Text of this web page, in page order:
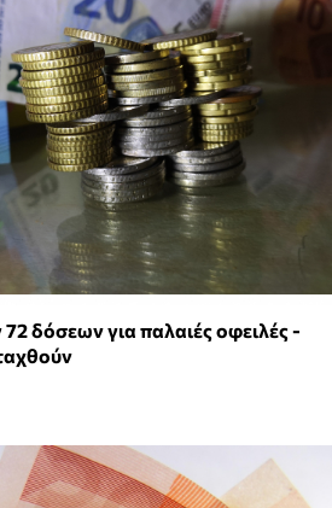
δόσεων για παλαιές οφειλές -